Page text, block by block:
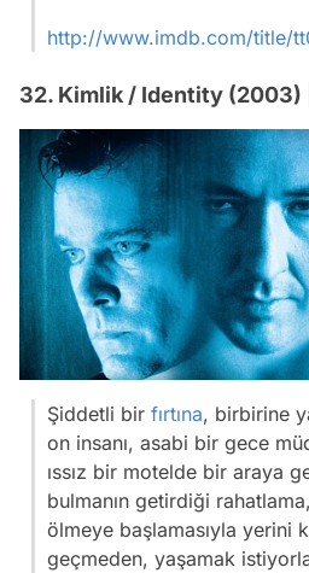
http://www.imdb.com/title/
32. Kimlik / Identity (2003)
Şiddetli bir fırtına, birbirine
on insanı, asabi bir gece
ıssız bir motelde bir araya
bulmanın getirdiği
ölmeye başlamasıyla yerini
geçmeden, yaşamak